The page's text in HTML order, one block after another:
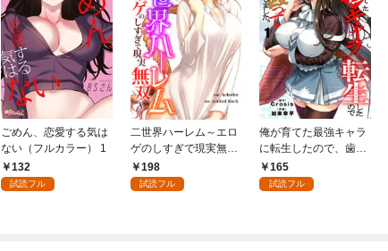
ごめん、恋愛する気は
ない（フルカラー） 1
132
試読フル
二世界ハーレム～エロ
ゲのしすぎで現実無双
～１198
試読フル
俺が育てた最強キャラ
に転生したので、歯向
かうヤツはすべてぶん
殴って生きる事にしま
165
試読フル